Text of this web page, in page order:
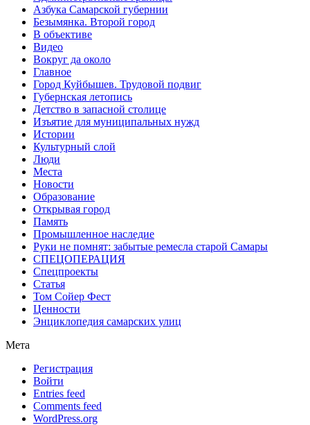
Азбука Самарской губернии
Безымянка. Второй город
В объективе
Видео
Вокруг да около
Главное
Город Куйбышев. Трудовой подвиг
Губернская летопись
Детство в запасной столице
Изъятие для муниципальных нужд
Истории
Культурный слой
Люди
Места
Новости
Образование
Открывая город
Память
Промышленное наследие
Руки не помнят: забытые ремесла старой Самары
СПЕЦОПЕРАЦИЯ
Спецпроекты
Статья
Том Сойер Фест
Ценности
Энциклопедия самарских улиц
Мета
Регистрация
Войти
Entries feed
Comments feed
WordPress.org